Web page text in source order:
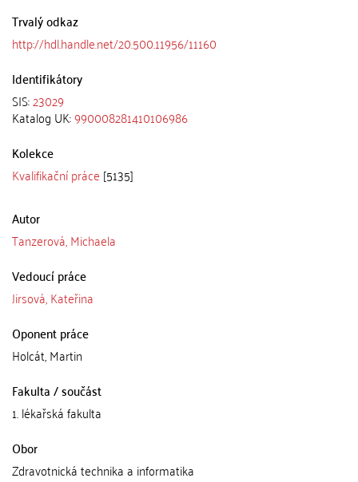
Trvalý odkaz
http://hdl.handle.net/20.500.11956/11160
Identifikátory
SIS:23029
Katalog UK:990008281410106986
Kolekce
Kvalifikační práce [5135]
Autor
Tanzerová, Michaela
Vedoucí práce
Jirsová, Kateřina
Oponent práce
Holcát, Martin
Fakulta / součást
1. lékařská fakulta
Obor
Zdravotnická technika a informatika